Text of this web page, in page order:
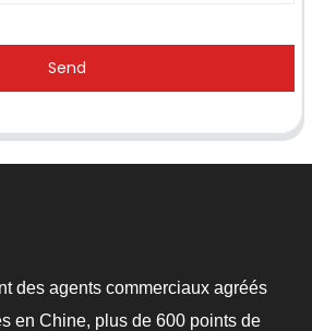
Send
des agents commerciaux agréés
en Chine, plus de 600 points de